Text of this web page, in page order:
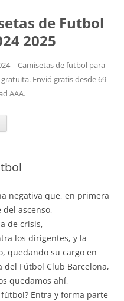
de Futbol
2025
– Camisetas de futbol para
Envió gratis desde 69
AAA.
negativa que, en primera
ascenso,
de crisis,
los dirigentes, y la
quedando su cargo en
Fútbol Club Barcelona,
quedamos ahí,
Entra y forma parte